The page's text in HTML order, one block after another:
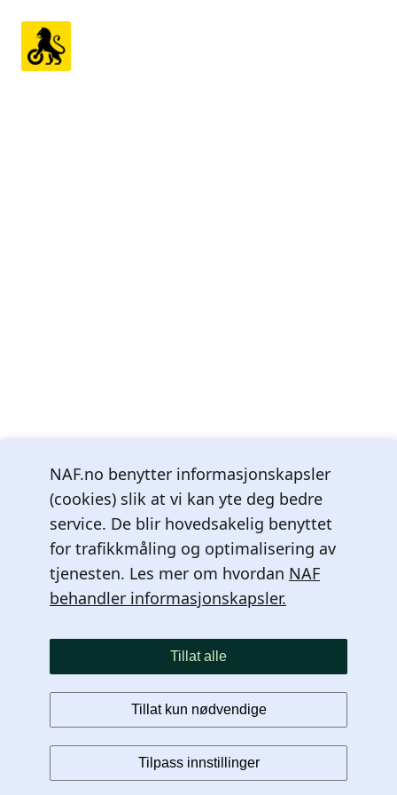
NAF.no benytter informasjonskapsler
(cookies) slik at vi kan yte deg bedre
service. De blir hovedsakelig benyttet
for trafikkmåling og optimalisering av
tjenesten. Les mer om hvordan NAF
behandler informasjonskapsler.
Tillat alle
Tillat kun nødvendige
Tilpass innstillinger